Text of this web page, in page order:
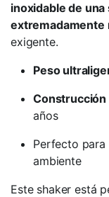
inoxidable de una
extremadamente
exigente.
Peso
Construcción
años
Perfecto
ambiente
Este shaker está